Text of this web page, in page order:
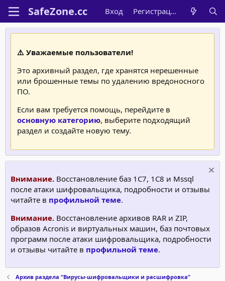
Вход Регистрация
⚠️ Уважаемые пользователи!
Это архивный раздел, где хранятся нерешенные
или брошенные темы по удалению вредоносного
ПО.
Если вам требуется помощь, перейдите в
основную категорию, выберите подходящий
раздел и создайте новую тему.
Внимание. Восстановление баз 1С7, 1C8 и Mssql
после атаки шифровальщика, подробности и отзывы
читайте в профильной теме.
Внимание. Восстановление архивов RAR и ZIP,
образов Acronis и виртуальных машин, баз почтовых
программ после атаки шифровальщика, подробности
и отзывы читайте в профильной теме.
Архив раздела “Вирусы‑шифровальщики и расшифровка”